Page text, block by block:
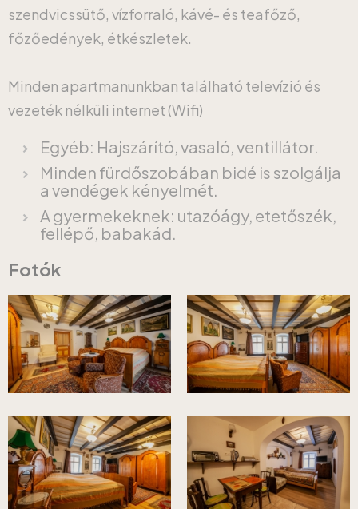
szendvicssütő, vízforraló, kávé- és teafőző,
főzőedények, étkészletek.
Minden apartmanunkban található televízió és
vezeték nélküli internet (Wifi)
Egyéb: Hajszárító, vasaló, ventillátor.
Minden fürdőszobában bidé is szolgálja
a vendégek kényelmét.
A gyermekeknek: utazóágy, etetőszék,
fellépő, babakád.
Fotók